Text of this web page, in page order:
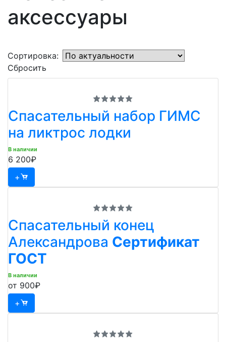
аксессуары
Сортировка:
Сбросить
Спасательный набор ГИМС
на ликтрос лодки
В наличии
6 200₽
+
Спасательный конец
Александрова Cертификат
ГОСТ
В наличии
от 900₽
+